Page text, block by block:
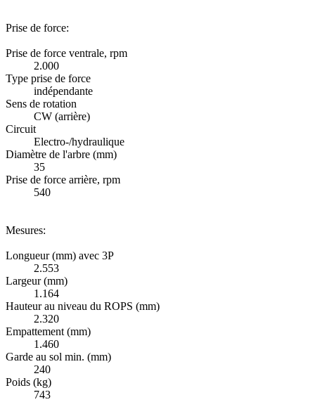
Prise de force:
Prise de force ventrale, rpm
2.000
Type prise de force
indépendante
Sens de rotation
CW (arrière)
Circuit
Electro-/hydraulique
Diamètre de l'arbre (mm)
35
Prise de force arrière, rpm
540
Mesures:
Longueur (mm) avec 3P
2.553
Largeur (mm)
1.164
Hauteur au niveau du ROPS (mm)
2.320
Empattement (mm)
1.460
Garde au sol min. (mm)
240
Poids (kg)
743